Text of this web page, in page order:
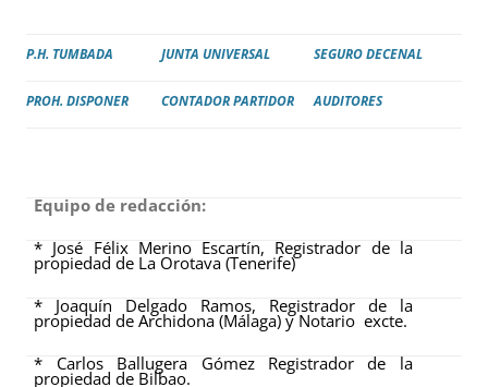
P.H. TUMBADA JUNTA UNIVERSAL SEGURO DECENAL
PROH. DISPONER CONTADOR PARTIDOR AUDITORES
Equipo de redacción:
* José Félix Merino Escartín, Registrador de la
propiedad de La Orotava (Tenerife)
* Joaquín Delgado Ramos, Registrador de la
propiedad de Archidona (Málaga) y Notario excte.
* Carlos Ballugera Gómez Registrador de la
propiedad de Bilbao.